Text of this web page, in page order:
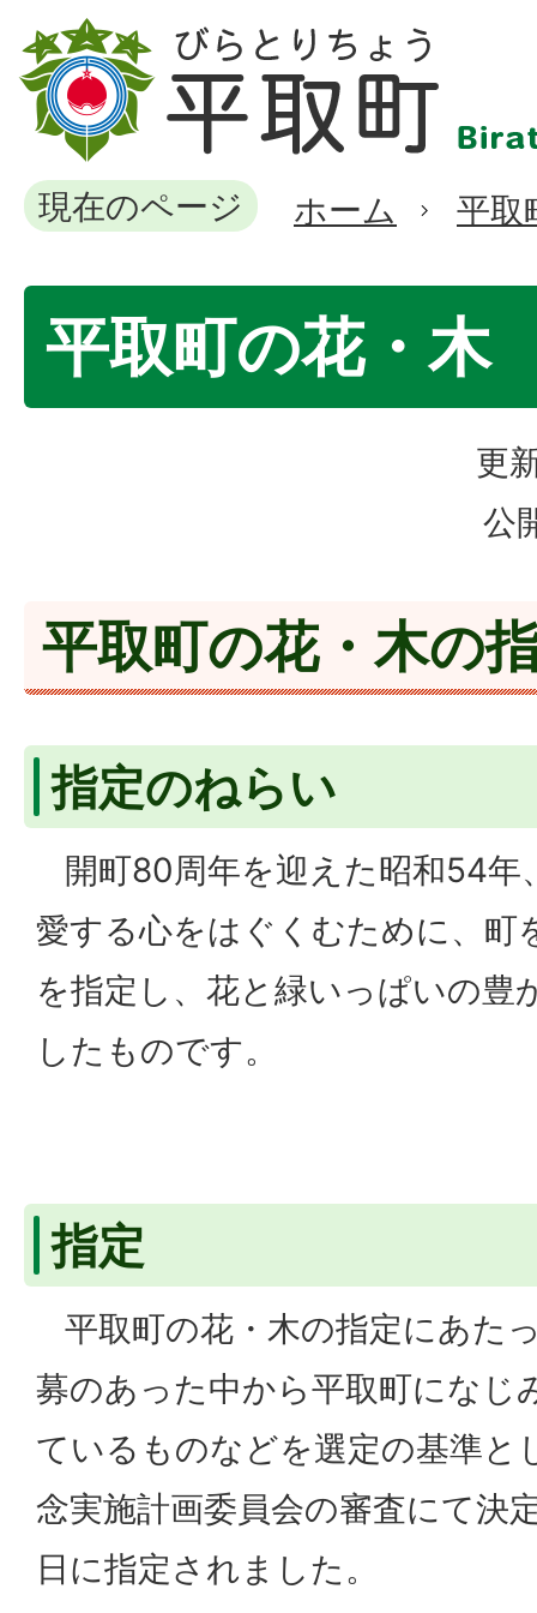
現在のページ ホーム 平取
平取町の花・木
更
公
平取町の花・木の
指定のねらい
開町80周年を迎えた昭和54年
愛する心をはぐくむために、町
を指定し、花と緑いっぱいの豊
したものです。
指定
平取町の花・木の指定にあた
募のあった中から平取町になじ
ているものなどを選定の基準と
念実施計画委員会の審査にて決
日に指定されました。